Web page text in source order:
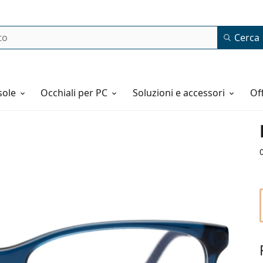
Cerca
Occhiali per PC Soluzioni e accessori